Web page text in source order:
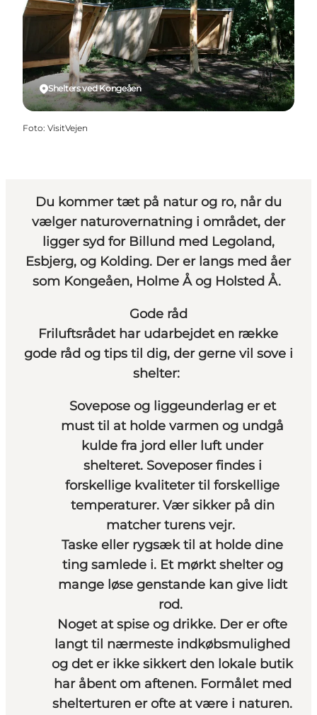
Shelters ved Kongeåen
Foto: VisitVejen
Du kommer tæt på natur og ro, når du
vælger naturovernatning i området, der
ligger syd for Billund med Legoland,
Esbjerg, og Kolding. Der er langs med åer
som Kongeåen, Holme Å og Holsted Å.
Gode råd
Friluftsrådet har udarbejdet en række
gode råd og tips til dig, der gerne vil sove i
shelter:
Sovepose og liggeunderlag er et
must til at holde varmen og undgå
kulde fra jord eller luft under
shelteret. Soveposer findes i
forskellige kvaliteter til forskellige
temperaturer. Vær sikker på din
matcher turens vejr.
Taske eller rygsæk til at holde dine
ting samlede i. Et mørkt shelter og
mange løse genstande kan give lidt
rod.
Noget at spise og drikke. Der er ofte
langt til nærmeste indkøbsmulighed
og det er ikke sikkert den lokale butik
har åbent om aftenen. Formålet med
shelterturen er ofte at være i naturen.